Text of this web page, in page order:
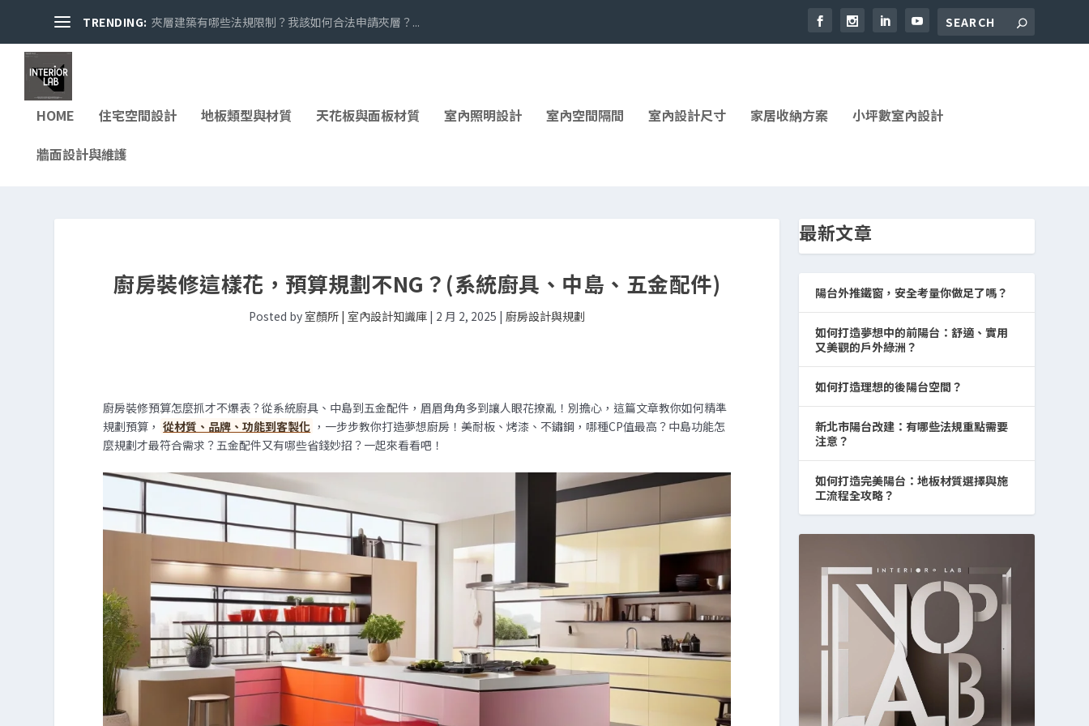
TRENDING: 夾層建築有哪些法規限制？我該如何合法申請夾層？...
HOME 住宅空間設計 地板類型與材質 天花板與面板材質 室內照明設計 室內空間隔間 室內設計尺寸 家居收納方案
小坪數室內設計
牆面設計與維護
廚房裝修這樣花，預算規劃不NG？(系統廚具、中島、五金配件)
Posted by 室顏所 | 室內設計知識庫 | 2 月 2, 2025 | 廚房設計與規劃
廚房裝修預算怎麼抓才不爆表？從系統廚具、中島到五金配件，眉眉角角多到讓人眼花撩亂！別擔心，這篇文章教你如何精準
規劃預算， 從材質、品牌、功能到客製化 ，一步步教你打造夢想廚房！美耐板、烤漆、不鏽鋼，哪種CP值最高？中島功能怎
麼規劃才最符合需求？五金配件又有哪些省錢妙招？一起來看看吧！
最新文章
陽台外推鐵窗，安全考量你做足了嗎？
如何打造夢想中的前陽台：舒適、實用
又美觀的戶外綠洲？
如何打造理想的後陽台空間？
新北市陽台改建：有哪些法規重點需要
注意？
如何打造完美陽台：地板材質選擇與施
工流程全攻略？